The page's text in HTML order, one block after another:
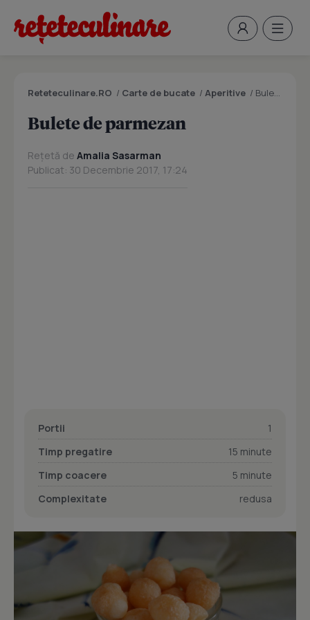
Reteteculinare.RO / Carte de bucate / Aperitive / Bulete de parmezan
Bulete de parmezan
Rețetă de Amalia Sasarman
Publicat: 30 Decembrie 2017, 17:24
Portii
1
Timp pregatire
15 minute
Timp coacere
5 minute
Complexitate
redusa